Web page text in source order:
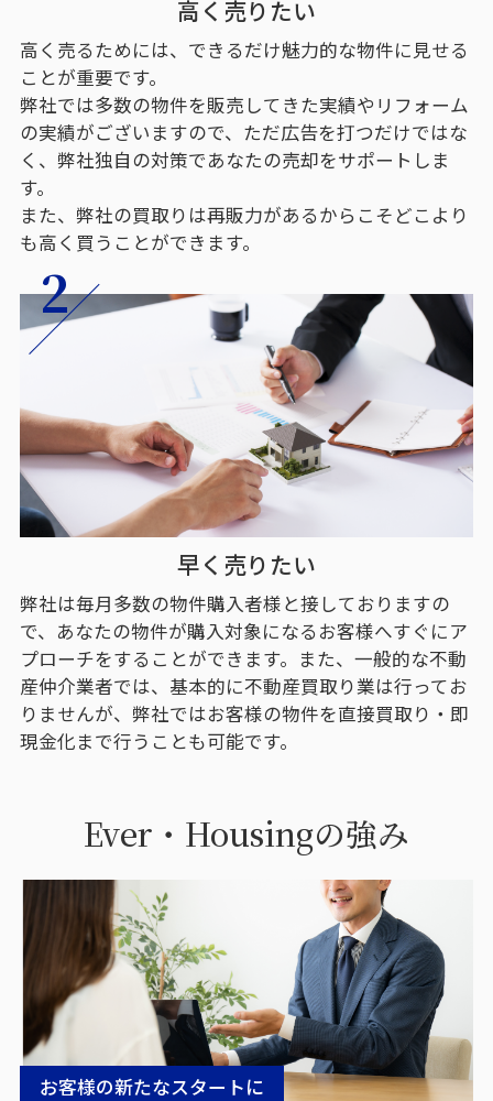
高く売りたい
高く売るためには、できるだけ魅力的な物件に見せる
ことが重要です。
弊社では多数の物件を販売してきた実績やリフォーム
の実績がございますので、ただ広告を打つだけではな
く、弊社独自の対策であなたの売却をサポートしま
す。
また、弊社の買取りは再販力があるからこそどこより
も高く買うことができます。
早く売りたい
弊社は毎月多数の物件購入者様と接しておりますの
で、あなたの物件が購入対象になるお客様へすぐにア
プローチをすることができます。また、一般的な不動
産仲介業者では、基本的に不動産買取り業は行ってお
りませんが、弊社ではお客様の物件を直接買取り・即
現金化まで行うことも可能です。
Ever・Housingの強み
お客様の新たなスタートに